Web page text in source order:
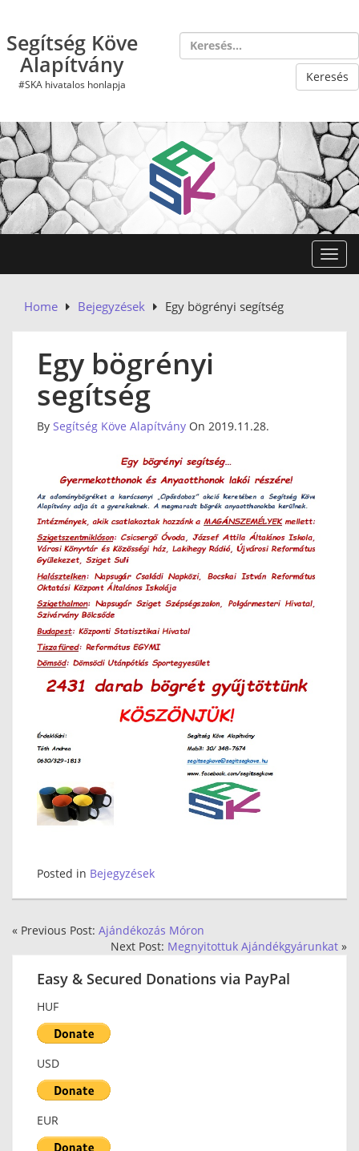
content
Segítség Köve
Alapítvány
#SKA hivatalos honlapja
Home Bejegyzések Egy bögrényi segítség
Egy bögrényi
segítség
By Segítség Köve Alapítvány On 2019.11.28.
Posted in Bejegyzések
« Previous Post: Ajándékozás Móron
Next Post: Megnyitottuk Ajándékgyárunkat »
Easy & Secured Donations via PayPal
HUF
USD
EUR